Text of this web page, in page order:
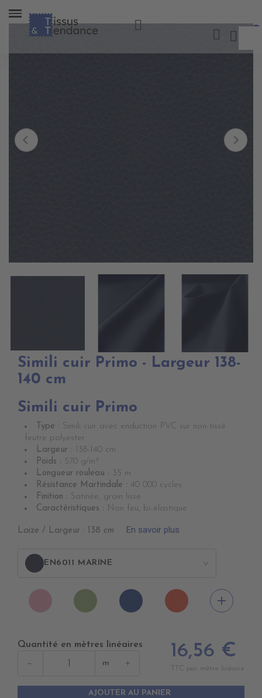
Simili cuir Primo - Largeur 138-
140 cm
Simili cuir Primo
Type : Simili cuir avec enduction PVC sur non-tissé
feutre polyester
Largeur : 138-140 cm
Poids : 570 g/m²
Longueur rouleau : 35 m
Résistance Martindale : 40 000 cycles
Finition : Satinée, grain lisse
Caractéristiques : Non feu, bi-élastique
Laize / Largeur : 138 cm En savoir plus
EN6011 MARINE >
EN6006
ROSEepuisement
EN6016
PRAIRIEépuisem
EN6017
BLEU
EN6018
MANDARINE
add
Quantité en mètres linéaires
− m +
16,56 €
TTC par mètre linéaire
AJOUTER AU PANIER